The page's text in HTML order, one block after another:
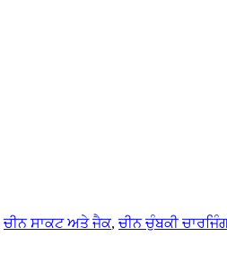
ਚੀਨ ਸਾਕਟ ਅਤੇ ਜੈਕ, ਚੀਨ ਚੁੰਬਕੀ